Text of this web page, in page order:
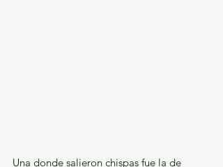
Una donde salieron chispas fue la de